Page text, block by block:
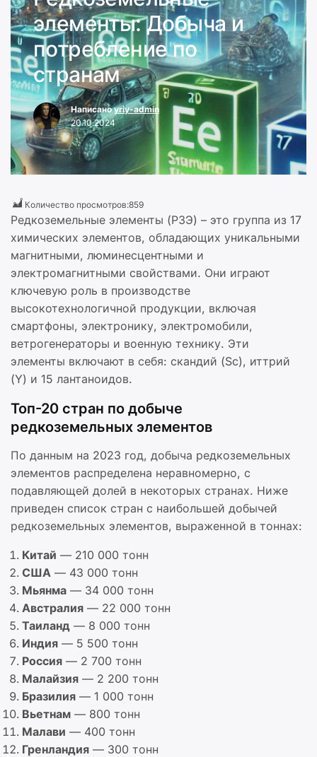
элементы: Добыча и
потребление по
странам
Написаноyriy-admin
20.10.2024
Количество просмотров:859
Редкоземельные элементы (РЗЭ) – это группа из 17
химических элементов, обладающих уникальными
магнитными, люминесцентными и
электромагнитными свойствами. Они играют
ключевую роль в производстве
высокотехнологичной продукции, включая
смартфоны, электронику, электромобили,
ветрогенераторы и военную технику. Эти
элементы включают в себя: скандий (Sc), иттрий
(Y) и 15 лантаноидов.
Топ-20 стран по добыче
редкоземельных элементов
По данным на 2023 год, добыча редкоземельных
элементов распределена неравномерно, с
подавляющей долей в некоторых странах. Ниже
приведен список стран с наибольшей добычей
редкоземельных элементов, выраженной в тоннах:
Китай — 210 000 тонн
США — 43 000 тонн
Мьянма — 34 000 тонн
Австралия — 22 000 тонн
Таиланд — 8 000 тонн
Индия — 5 500 тонн
Россия — 2 700 тонн
Малайзия — 2 200 тонн
Бразилия — 1 000 тонн
Вьетнам — 800 тонн
Малави — 400 тонн
Гренландия — 300 тонн